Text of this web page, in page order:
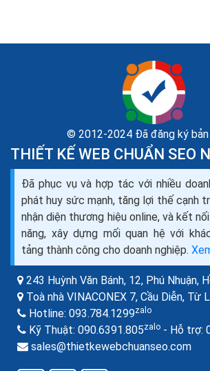
Cách xây dựng đường link phụ khi
Kết hợp giữa điều bạn muốn nói và
tạo ra sự tương quan. Có được những
tương quan là những gì bạn cần có,...
© 2012-2024 Đã đăng ký bản
THIẾT KẾ WEB CHUẨN SEO
Đã phục vụ và hợp tác với nhiều
phát huy sức mạnh, tăng lợi thế cạnh
nhận diện thương hiệu online, và kết
năng, xây dựng mối quan hệ với
tảng thành công cho doanh nghiệp.
243 Huỳnh Văn Bánh, 12, Phú Nhuận,
Toà nhà VINACONEX 7, Cầu Diễn, Từ
Hotline: 093.784.1299zalo
Kỹ Thuật: 090.6391.805zalo - Hỗ trợ:
sales@thietkewebchuanseo.com